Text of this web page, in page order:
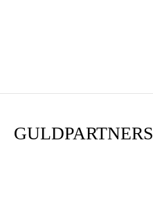
GULDPARTNERS